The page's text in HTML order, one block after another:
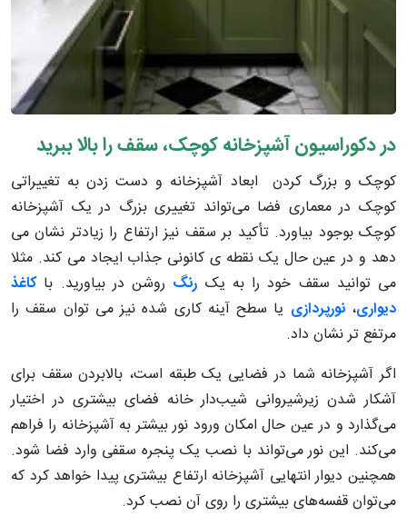
در دکوراسیون آشپزخانه کوچک، سقف را بالا ببرید
کوچک و بزرگ کردن ابعاد آشپزخانه و دست زدن به تغییراتی
کوچک در معماری فضا می‌تواند تغییری بزرگ در یک آشپزخانه
کوچک بوجود بیاورد. تأکید بر سقف نیز ارتفاع را زیادتر نشان می
دهد و در عین حال یک نقطه ی کانونی جذاب ایجاد می کند. مثلا
می توانید سقف خود را به یک رنگ روشن در بیاورید. باکاغذ
دیواری،نورپردازی یا سطح آینه کاری شده نیز می توان سقف را
مرتفع تر نشان داد.
اگر آشپزخانه شما در فضایی یک طبقه است، بالابردن سقف برای
آشکار شدن زیرشیروانی شیب‌دار خانه فضای بیشتری در اختیار
می‌گذارد و در عین حال امکان ورود نور بیشتر به آشپزخانه را فراهم
می‌کند. این نور می‌تواند با نصب یک پنجره سقفی وارد فضا شود.
همچنین دیوار انتهایی آشپزخانه ارتفاع بیشتری پیدا خواهد کرد که
می‌توان قفسه‌های بیشتری را روی آن نصب کرد.